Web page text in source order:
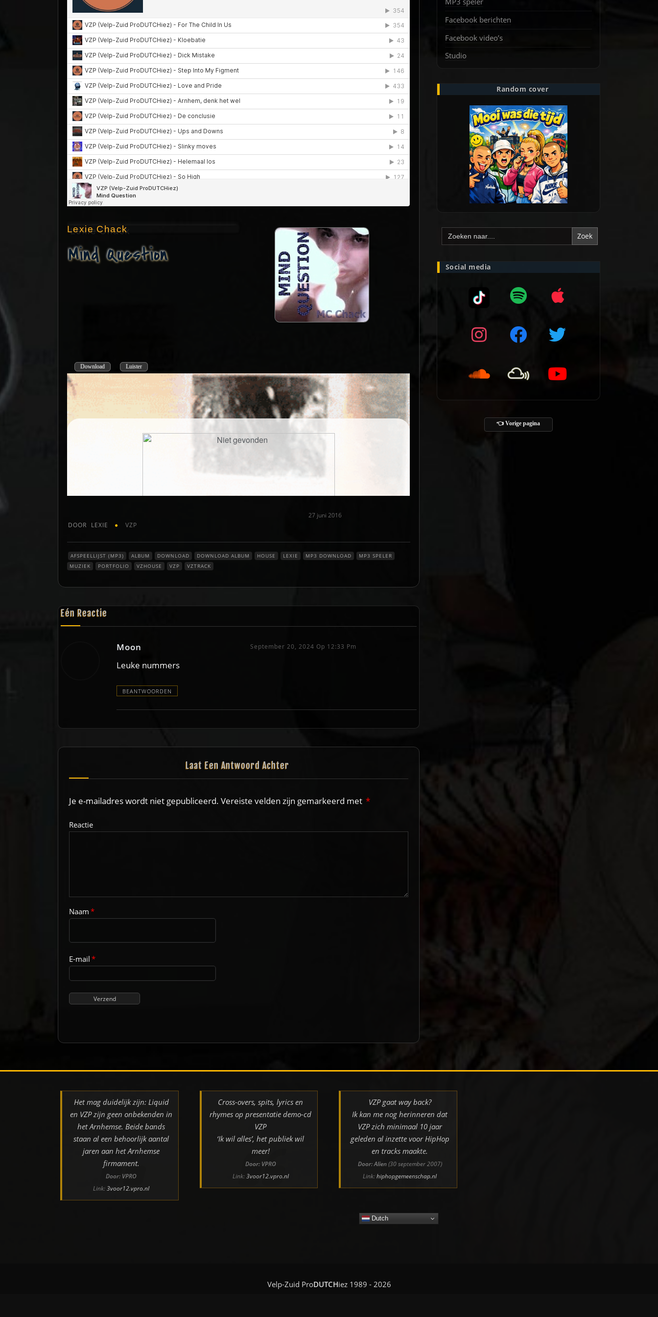
Lexie Chack
Mind Question
Download Luister
27 juni 2016
DOOR
LEXIE VZP
AFSPEELLIJST (MP3) ALBUM DOWNLOAD DOWNLOAD ALBUM HOUSE LEXIE MP3 DOWNLOAD
MP3 SPELER
MUZIEK
PORTFOLIO VZHOUSE VZP VZTRACK
Eén Reactie
Moon September 20, 2024 Op 12:33 Pm
Leuke nummers
BEANTWOORDEN
Laat Een Antwoord Achter
Je e-mailadres wordt niet gepubliceerd. Vereiste velden zijn gemarkeerd met *
Reactie
Naam*
E-mail*
Facebook berichten
Facebook video’s
Studio
Random cover
Zoek
naar:
Social media
👈 Vorige pagina
Het mag duidelijk zijn: Liquid
en VZP zijn geen onbekenden in
het Arnhemse. Beide bands
staan al een behoorlijk aantal
jaren aan het Arnhemse
firmament.
Door: VPRO
Link:3voor12.vpro.nl
Cross-overs, spits, lyrics en
rhymes op presentatie demo-cd
VZP
‘Ik wil alles’, het publiek wil
meer!
Door: VPRO
Link:3voor12.vpro.nl
VZP gaat way back?
Ik kan me nog herinneren dat
VZP zich minimaal 10 jaar
geleden al inzette voor HipHop
en tracks maakte.
Door: Alien(30 september 2007)
Link:hiphopgemeenschap.nl
Dutch
Velp-Zuid ProDUTCHiez 1989 - 2026